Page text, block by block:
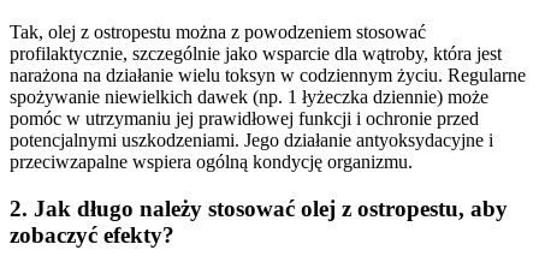
Tak, olej z ostropestu można z powodzeniem stosować
profilaktycznie, szczególnie jako wsparcie dla wątroby, która jest
narażona na działanie wielu toksyn w codziennym życiu. Regularne
spożywanie niewielkich dawek (np. 1 łyżeczka dziennie) może
pomóc w utrzymaniu jej prawidłowej funkcji i ochronie przed
potencjalnymi uszkodzeniami. Jego działanie antyoksydacyjne i
przeciwzapalne wspiera ogólną kondycję organizmu.
2. Jak długo należy stosować olej z ostropestu, aby
zobaczyć efekty?